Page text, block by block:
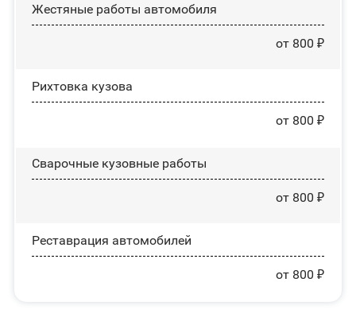
Жестяные работы автомобиля
от 800 ₽
Рихтовка кузова
от 800 ₽
Сварочные кузовные работы
от 800 ₽
Реставрация автомобилей
от 800 ₽